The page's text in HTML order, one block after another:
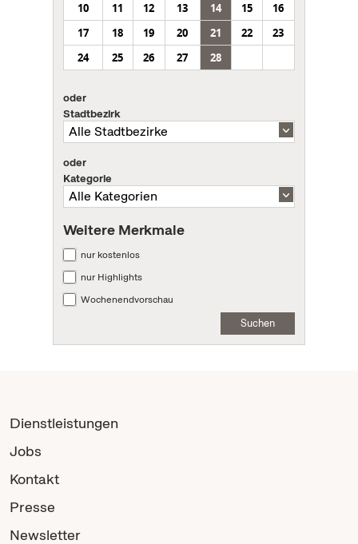
10
11 12 13 14 15
16
17
18 19 20 21 22
23
24
25 26 27 28
oder
Stadtbezirk
oder
Kategorie
Weitere Merkmale
nur kostenlos
nur Highlights
Wochenendvorschau
Suchen
Dienstleistungen
Jobs
Kontakt
Presse
Newsletter